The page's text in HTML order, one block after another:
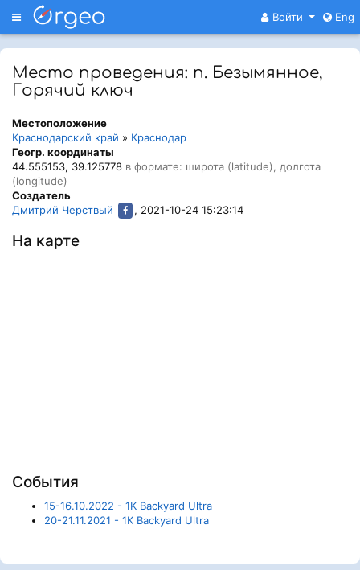
Меню Войти Eng
Место проведения: п. Безымянное,
Горячий ключ
Местоположение
Краснодарский край » Краснодар
Геогр. координаты
44.555153, 39.125778 в формате: широта (latitude), долгота
(longitude)
Создатель
Дмитрий Черствый
, 2021-10-24 15:23:14
На карте
События
15-16.10.2022 - 1K Backyard Ultra
20-21.11.2021 - 1K Backyard Ultra